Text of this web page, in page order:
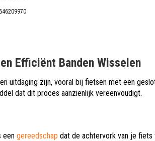
Efficiënt Banden Wisselen
uitdaging zijn, vooral bij fietsen met een
dat dit proces aanzienlijk vereenvoudigt.
een gereedschap dat de achtervork van je